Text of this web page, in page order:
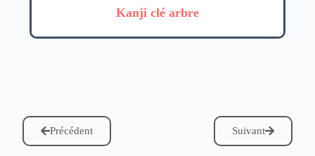
Kanji clé arbre
Précédent Suivant